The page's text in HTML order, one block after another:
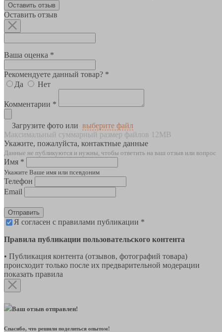
Оставить отзыв
Оставить отзыв
Ваша оценка *
Рекомендуете данный товар? *
Да
Нет
Комментарии *
Загрузите фото или выберите файл
Максимальный суммарный размер файлов 12MB
Укажите, пожалуйста, контактные данные
Данные не публикуются и нужны, чтобы ответить на ваш отзыв или вопрос
Имя *
Укажите Ваше имя или псевдоним
Телефон
Email
Отправить
Я согласен с правилами публикации *
Правила публикации пользовательского контента
• Публикация контента (отзывов, фотографий товара)
происходит только после их предварительной модерации
показать правила
Ваш отзыв отправлен!
Спасибо, что решили поделиться опытом!